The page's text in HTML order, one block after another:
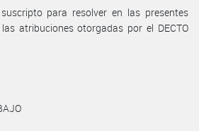
para resolver en las presentes
atribuciones otorgadas por el DECTO